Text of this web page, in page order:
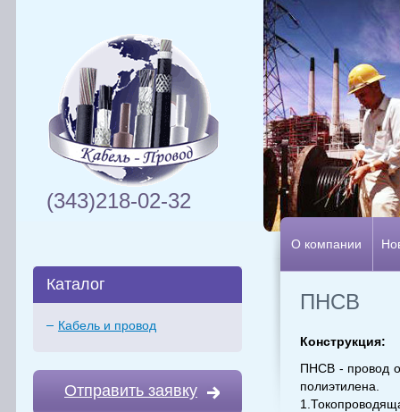
(343)218-02-32
Каталог
Кабель и провод
Отправить заявку
О компании
ПНСВ
Конструкция:
ПНСВ - провод
полиэтилена.